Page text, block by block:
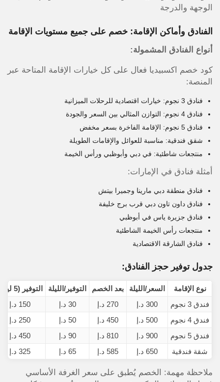
الوجهة والدرجة
الفنادق وأماكن الإقامة: خصم على جميع مستويات الإقامة
أنواع الفنادق المشمولة:
كود خصم اكسبيديا فعال على كل خيارات الإقامة المتاحة عبر
المنصة:
فنادق 3 نجوم: خيارات اقتصادية للرحلات الميزانية
فنادق 4 نجوم: التوازن المثالي بين السعر والجودة
فنادق 5 نجوم: الإقامة الفاخرة بسعر مخفض
شقق فندقية: مناسبة للعوائل والإقامات الطويلة
منتجعات شاطئية: في دبي وأبوظبي ورأس الخيمة
أمثلة فنادق في الإمارات:
فنادق منطقة دبي مارينا وجميرا بيتش
فنادق داون تاون دبي قرب برج خليفة
فنادق جزيرة ياس في أبوظبي
منتجعات رأس الخيمة الشاطئية
فنادق الشارقة الاقتصادية
جدول توفير حجز الفنادق:
نوع الإقامة السعر/الليلة بعد الخصم التوفير/الليلة
التوفير (5 ليالٍ)
فندق 3 نجوم
300 د.إ 270 د.إ 30 د.إ
150 د.إ
فندق 4 نجوم
500 د.إ 450 د.إ 50 د.إ
250 د.إ
فندق 5 نجوم
900 د.إ 810 د.إ 90 د.إ
450 د.إ
شقة فندقية
650 د.إ 585 د.إ 65 د.إ 325 د.إ
ملاحظة مهمة: الخصم يُطبق على سعر الغرفة الأساسي